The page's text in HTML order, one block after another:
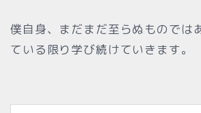
僕自身、まだまだ至らぬものでは
ている限り学び続けていきます。